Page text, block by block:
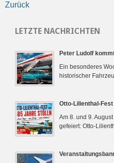
Zurück
LETZTE NACHRICHTEN
Peter Ludolf
Ein besonderes
historischer
Otto-Lilienthal-
Am 8. und 9.
gefeiert: Otto-